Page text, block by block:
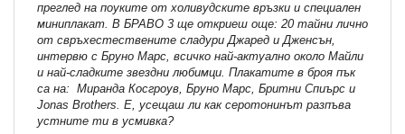
преглед на поуките от холивудските връзки и специален
миниплакат. В БРАВО 3 ще откриеш още: 20 тайни лично
от свръхестествените сладури Джаред и Дженсън,
интервю с Бруно Марс, всичко най-актуално около Майли
и най-сладките звездни любимци. Плакатите в броя пък
са на: Миранда Косгроув, Бруно Марс, Бритни Спиърс и
Jonas Brothers. Е, усещаш ли как серотонинът разпъва
устните ти в усмивка?